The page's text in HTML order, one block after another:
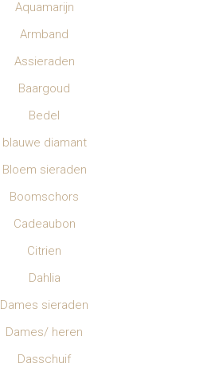
Aquamarijn
Armband
Assieraden
Baargoud
Bedel
blauwe diamant
Bloem sieraden
Boomschors
Cadeaubon
Citrien
Dahlia
Dames sieraden
Dames/ heren
Dasschuif